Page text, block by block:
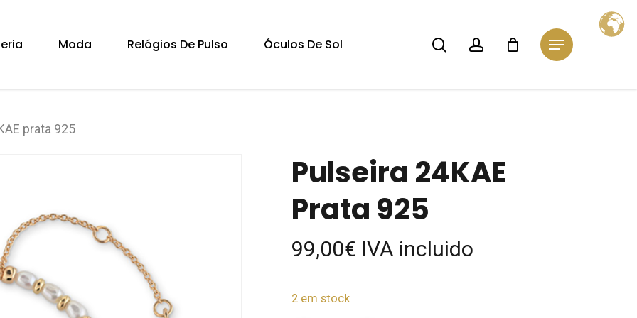
Moda Relógios De Pulso Óculos De Sol searchaccount Menu
Cart Close
prata 925
Pulseira 24KAE
Prata 925
99,00€ IVA incluido
2 em stock